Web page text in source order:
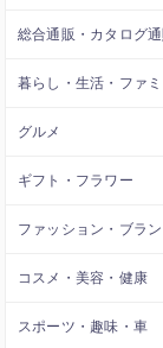
総合通販・カタログ通
暮らし・生活・ファ
グルメ
ギフト・フラワー
ファッション・ブラ
コスメ・美容・健康
スポーツ・趣味・車